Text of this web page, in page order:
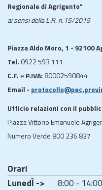
Regionale di Agrigento"
ai sensi della L.R. n.15/2015
Piazza Aldo Moro, 1 - 92100
Tel. 0922 593 111
C.F. e P.IVA: 80002590844
Email -
Ufficio relazioni con il
Piazza Vittorio Emanuele
Numero Verde 800 236 837
Orari
LunedÌ ->
8:00 - 14:00